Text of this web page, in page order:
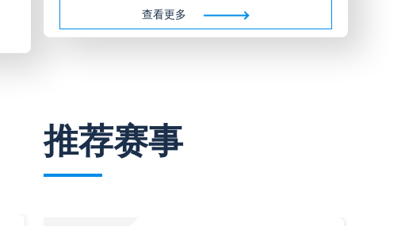
标签
比赛录像 西甲
05月26日 AC米兰vs蒙扎全场录像回放
标签
查看更多
推荐赛事